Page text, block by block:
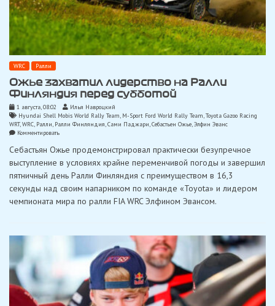
WRC Ралли
Ожье захватил лидерство на Ралли
Финляндия перед субботой
1 августа, 08:02
Илья Навроцкий
Hyundai Shell Mobis World Rally Team, M-Sport Ford World Rally Team,Toyota Gazoo Racing
WRT,WRC, Ралли, Ралли Финляндия,Сами Паджари,Себастьен Ожье,Элфин Эванс
Комментироватьon
захватил
на
Ралли
перед
субботой
Себастьян Ожье продемонстрировал практически безупречное
выступление в условиях крайне переменчивой погоды и завершил
пятничный день Ралли Финляндия с преимуществом в 16,3
секунды над своим напарником по команде «Toyota» и лидером
чемпионата мира по ралли FIA WRC Элфином Эвансом.